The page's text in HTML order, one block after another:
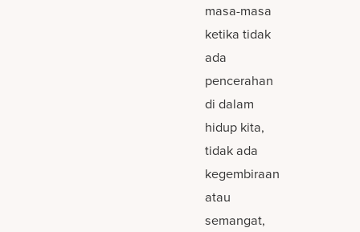
masa-masa
ketika tidak
ada
pencerahan
di dalam
hidup kita,
tidak ada
kegembiraan
atau
semangat,